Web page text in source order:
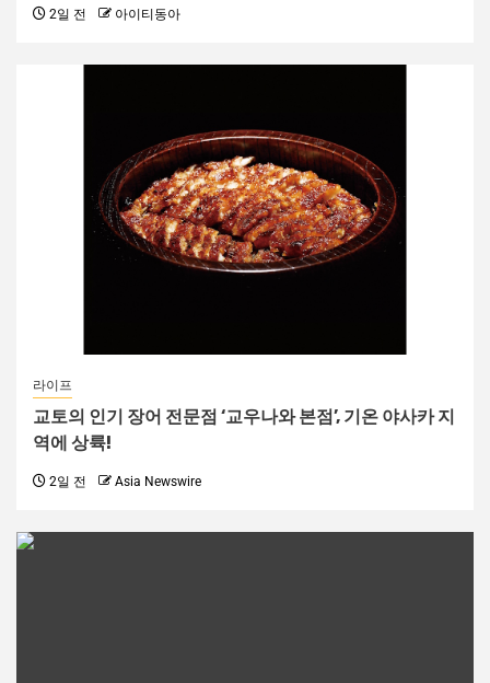
2일 전 아이티동아
라이프
교토의 인기 장어 전문점 ‘교우나와 본점’, 기온 야사카 지
역에 상륙!
2일 전 Asia Newswire